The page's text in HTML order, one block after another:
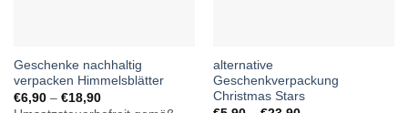
Geschenke nachhaltig
verpacken Himmelsblätter
€6,90 – €18,90Preisspanne:
€6,90
alternative
Geschenkverpackung
Christmas Stars